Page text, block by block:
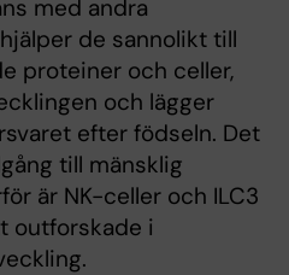
med andra
de sannolikt till
proteiner och celler,
och lägger
efter födseln. Det
till mänsklig
är NK-celler och ILC3
outforskade i